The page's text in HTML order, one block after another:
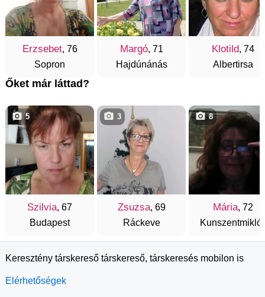
Erzsebet, 76
Sopron
Margó, 71
Hajdúnánás
Klotild, 74
Albertirsa
Őket már láttad?
Szilvia, 67
Budapest
5
Zsuzsa, 69
Ráckeve
3
Mária, 72
8
Keresztény társkereső társkereső, társkeresés mobilon is
Elérhetőségek